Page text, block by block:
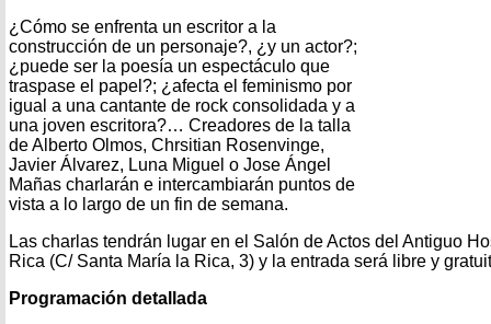
¿Cómo se enfrenta un escritor a la
construcción de un personaje?, ¿y un actor?;
¿puede ser la poesía un espectáculo que
traspase el papel?; ¿afecta el feminismo por
igual a una cantante de rock consolidada y a
una joven escritora?… Creadores de la talla
de Alberto Olmos, Chrsitian Rosenvinge,
Javier Álvarez, Luna Miguel o Jose Ángel
Mañas charlarán e intercambiarán puntos de
vista a lo largo de un fin de semana.
Las charlas tendrán lugar en el Salón de Actos del Antiguo
Rica (C/ Santa María la Rica, 3) y la entrada será libre y
Programación detallada